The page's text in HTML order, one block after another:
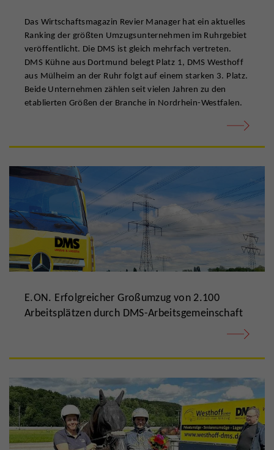
Das Wirtschaftsmagazin Revier Manager hat ein aktuelles
Ranking der größten Umzugsunternehmen im Ruhrgebiet
veröffentlicht. Die DMS ist gleich mehrfach vertreten.
DMS Kühne aus Dortmund belegt Platz 1, DMS Westhoff
aus Mülheim an der Ruhr folgt auf einem starken 3. Platz.
Beide Unternehmen zählen seit vielen Jahren zu den
etablierten Größen der Branche in Nordrhein-Westfalen.
E.ON. Erfolgreicher Großumzug von 2.100
Arbeitsplätzen durch DMS-Arbeitsgemeinschaft